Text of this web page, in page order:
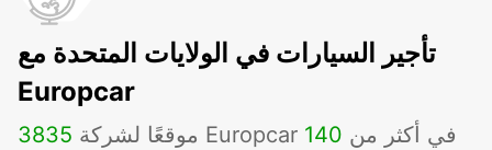
تأجير السيارات في الولايات المتحدة مع
Europcar
3835 موقعًا لشركة Europcar في أكثر من 140